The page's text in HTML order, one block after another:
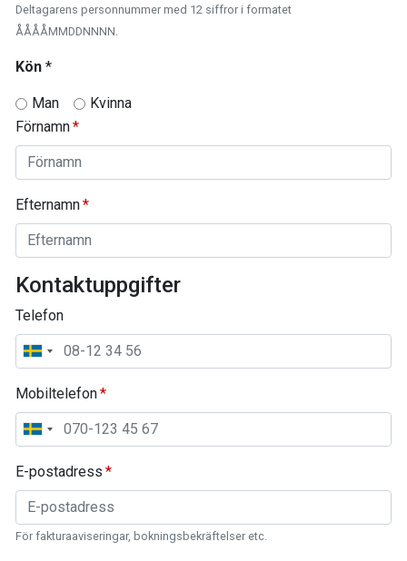
Deltagarens personnummer med 12 siffror i formatet
ÅÅÅÅMMDDNNNN.
Kön *
Man
Kvinna
Förnamn
Efternamn
Kontaktuppgifter
Telefon
Mobiltelefon
E-postadress
För fakturaaviseringar, bokningsbekräftelser etc.